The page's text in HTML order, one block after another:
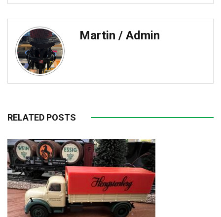
Martin / Admin
RELATED POSTS